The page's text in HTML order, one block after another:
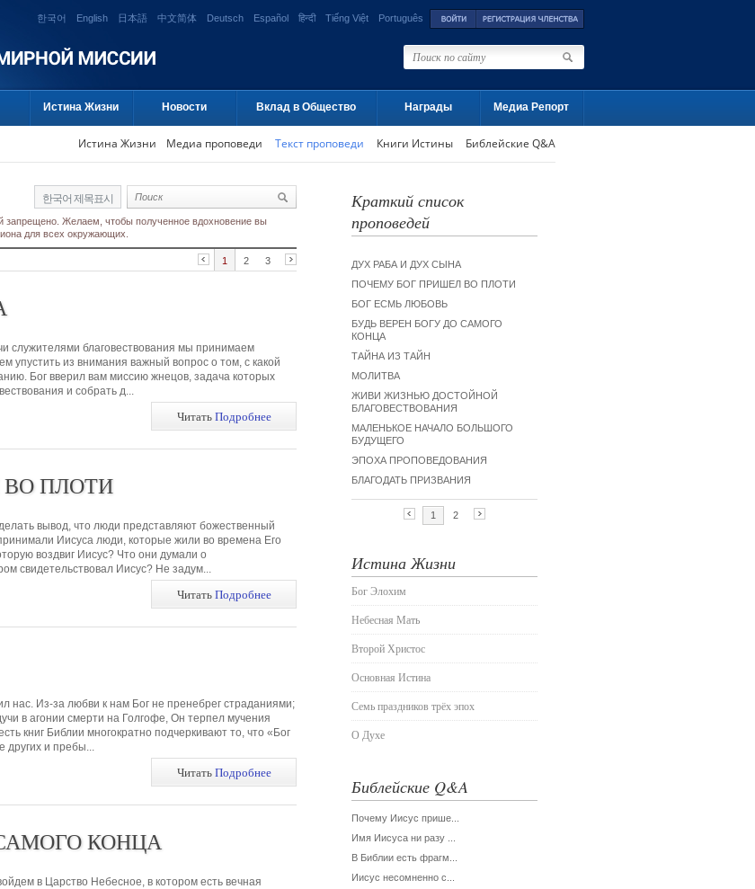
한국어 English 日本語 中文简体 Deutsch Español हिन्दी Tiếng Việt Português
Истина Жизни Новости Вклад в Общество Награды Медиа Репорт
Истина Жизни Медиа проповеди Текст проповеди Книги Истины Библейские Q&A
한국어 제목표시
запрещено. Желаем, чтобы полученное вдохновение вы
для всех окружающих.
1 2 3
служителями благовествования мы принимаем
упустить из внимания важный вопрос о том, с какой
Бог вверил вам миссию жнецов, задача которых
и собрать д...
ЧитатьПодробнее
ПЛОТИ
вывод, что люди представляют божественный
Иисуса люди, которые жили во времена Его
воздвиг Иисус? Что они думали о
свидетельствовал Иисус? Не задум...
ЧитатьПодробнее
нас. Из-за любви к нам Бог не пренебрег страданиями;
в агонии смерти на Голгофе, Он терпел мучения
книг Библии многократно подчеркивают то, что «Бог
других и пребы...
ЧитатьПодробнее
КОНЦА
в Царство Небесное, в котором есть вечная
Истина Жизни
Бог Элохим
Небесная Мать
Второй Христос
Основная Истина
Семь праздников трёх эпох
О Духе